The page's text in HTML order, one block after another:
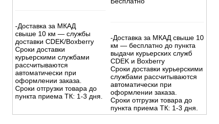
-Доставка за МКАД
свыше 10 км — службы
доставки CDEK/Boxberry
Сроки доставки
курьерскими службами
рассчитываются
автоматически при
оформлении заказа.
Сроки отгрузки товара до
пункта приема ТК: 1-3 дня.
-Доставка за МКАД свыше 10
км — бесплатно до пункта
выдачи курьерских служб
CDEK и Boxberry
Сроки доставки курьерскими
службами рассчитываются
автоматически при
оформлении заказа.
Сроки отгрузки товара до
пункта приема ТК: 1-3 дня.